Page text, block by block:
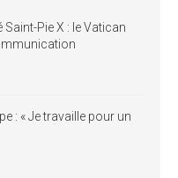
Pie X : le Vatican
: « Je travaille pour un